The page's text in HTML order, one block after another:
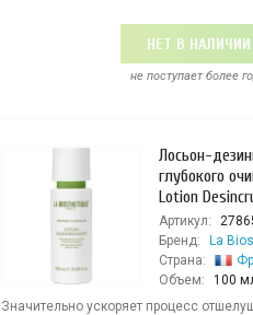
НЕТ В НАЛИЧИИ
не поступает более
Лосьон-
глубокого
Lotion
Артикул:
Бренд:
La
Страна:
Объем:
100
Значительно ускоряет процесс